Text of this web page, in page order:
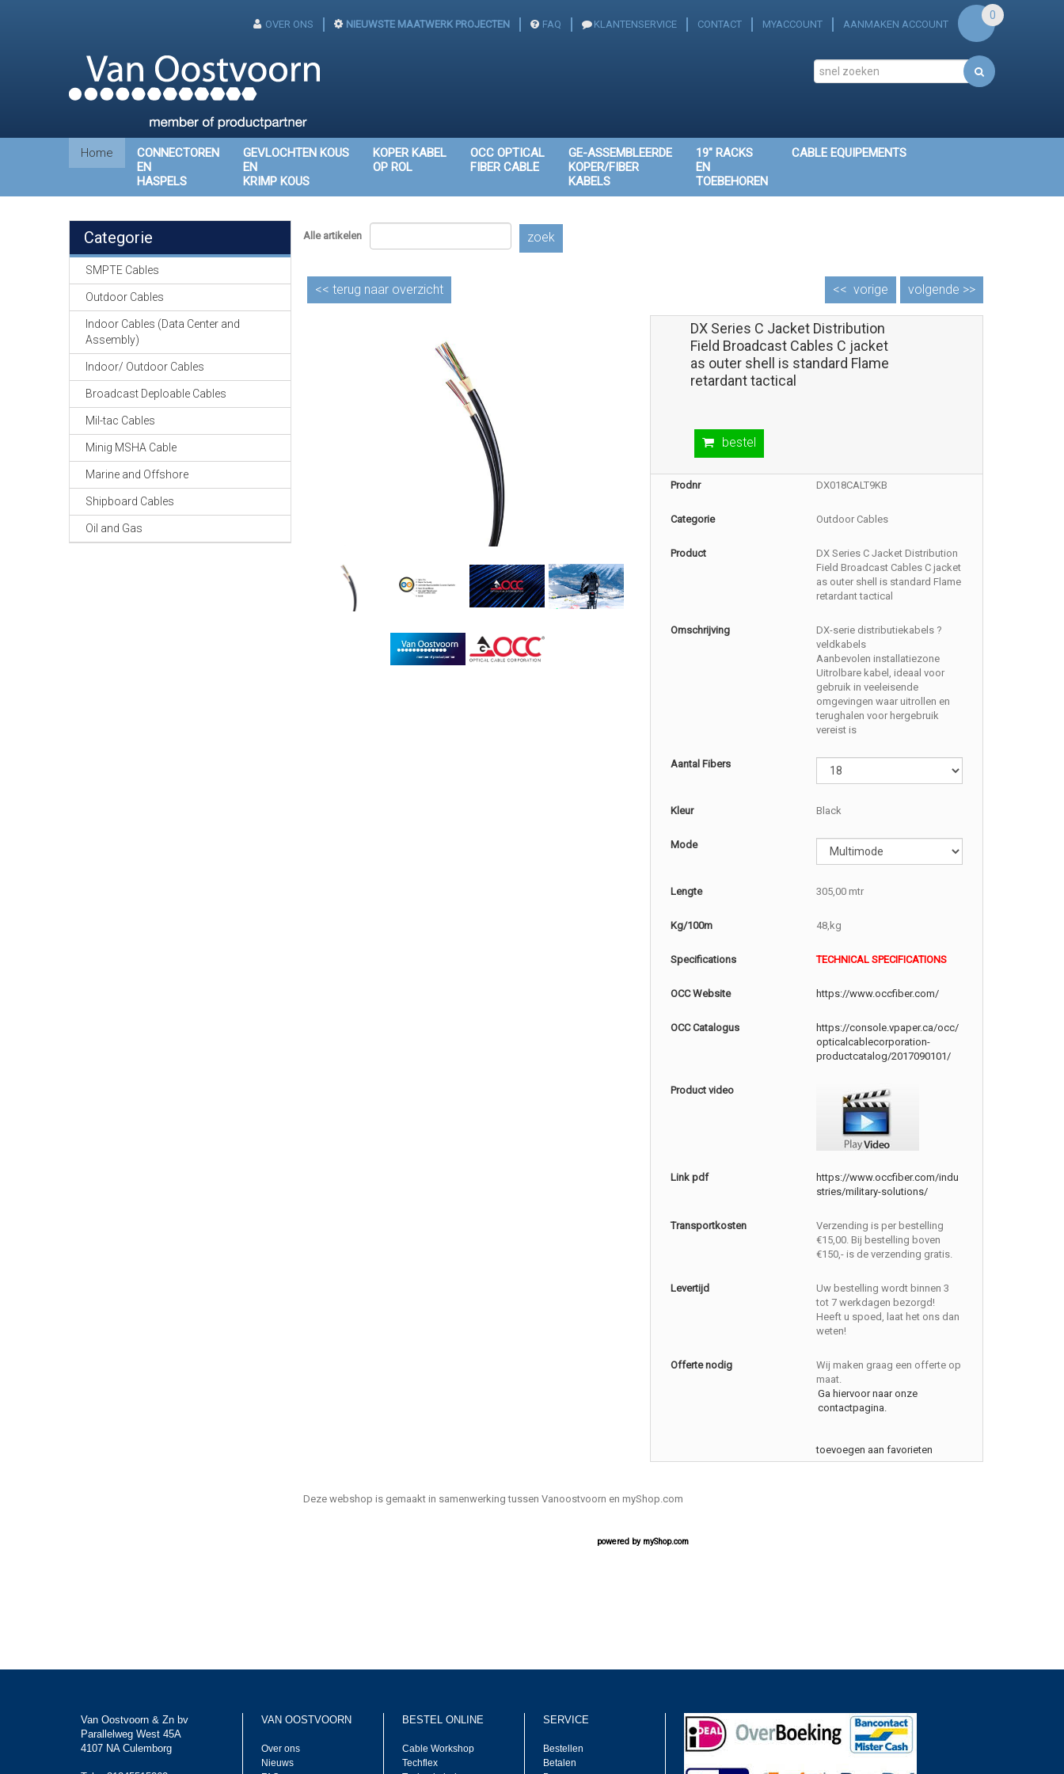
OVER ONS NIEUWSTE MAATWERK PROJECTEN FAQ KLANTENSERVICE CONTACT MYACCOUNT AANMAKEN ACCOUNT
0
Home
CONNECTOREN
EN
HASPELS
GEVLOCHTEN KOUS
EN
KRIMP KOUS
KOPER KABEL
OP ROL
OCC OPTICAL
FIBER CABLE
GE-ASSEMBLEERDE
KOPER/FIBER
KABELS
19" RACKS
EN
TOEBEHOREN
CABLE EQUIPEMENTS
Categorie
SMPTE Cables
Outdoor Cables
Indoor Cables (Data Center and
Assembly)
Indoor/ Outdoor Cables
Broadcast Deploable Cables
Mil-tac Cables
Minig MSHA Cable
Marine and Offshore
Shipboard Cables
Oil and Gas
Alle artikelen zoek
<< terug naar overzicht volgende >>
<< vorige
DX Series C Jacket Distribution
Field Broadcast Cables C jacket
as outer shell is standard Flame
retardant tactical
bestel
Prodnr DX018CALT9KB
Categorie Outdoor Cables
Product
DX Series C Jacket Distribution
Field Broadcast Cables C jacket
as outer shell is standard Flame
retardant tactical
Omschrijving
DX-serie distributiekabels ?
veldkabels
Aanbevolen installatiezone
Uitrolbare kabel, ideaal voor
gebruik in veeleisende
omgevingen waar uitrollen en
terughalen voor hergebruik
vereist is
Aantal Fibers
Kleur Black
Mode
Lengte 305,00 mtr
Kg/100m 48,kg
Specifications TECHNICAL SPECIFICATIONS
OCC Website https://www.occfiber.com/
OCC Catalogus
https://console.vpaper.ca/occ/
opticalcablecorporation-
productcatalog/2017090101/
Product video
Link pdf
https://www.occfiber.com/indu
stries/military-solutions/
Transportkosten
Verzending is per bestelling
€15,00. Bij bestelling boven
€150,- is de verzending gratis.
Levertijd
Uw bestelling wordt binnen 3
tot 7 werkdagen bezorgd!
Heeft u spoed, laat het ons dan
weten!
Offerte nodig
Wij maken graag een offerte op
maat.
Ga hiervoor naar onze
contactpagina.
toevoegen aan favorieten
Deze webshop is gemaakt in samenwerking tussen Vanoostvoorn en myShop.com
powered by myShop.com
Van Oostvoorn & Zn bv
Parallelweg West 45A
4107 NA Culemborg
VAN OOSTVOORN
Over ons
Nieuws
BESTEL ONLINE
Cable Workshop
Techflex
SERVICE
Bestellen
Betalen